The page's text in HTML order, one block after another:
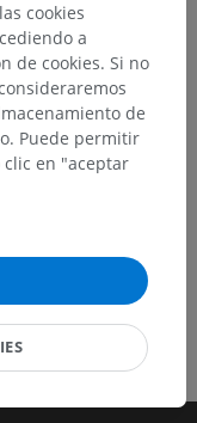
cookies
a
de cookies. Si no
de
Puede permitir
clic en "aceptar